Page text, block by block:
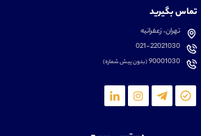
تماس بگیرید
تهران، زعفرانیه
021-22021030
90001030(بدون پیش شماره)